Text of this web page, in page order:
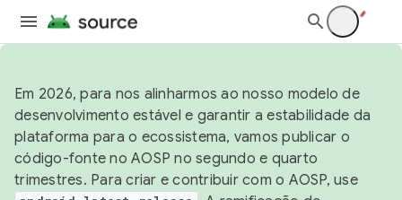
Em 2026, para nos alinharmos ao nosso modelo de
desenvolvimento estável e garantir a estabilidade da
plataforma para o ecossistema, vamos publicar o
código-fonte no AOSP no segundo e quarto
trimestres. Para criar e contribuir com o AOSP, use